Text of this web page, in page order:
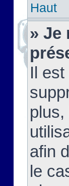
Haut
» Je
Il
afin
le